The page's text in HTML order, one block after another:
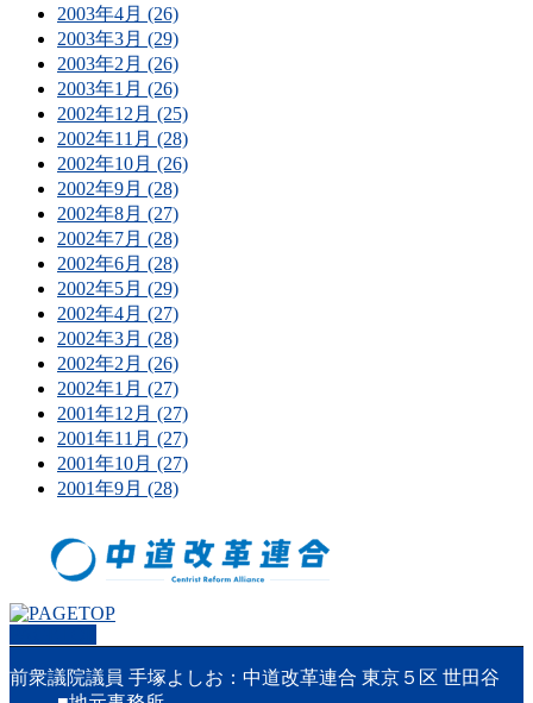
2003年4月 (26)
2003年3月 (29)
2003年2月 (26)
2003年1月 (26)
2002年12月 (25)
2002年11月 (28)
2002年10月 (26)
2002年9月 (28)
2002年8月 (27)
2002年7月 (28)
2002年6月 (28)
2002年5月 (29)
2002年4月 (27)
2002年3月 (28)
2002年2月 (26)
2002年1月 (27)
2001年12月 (27)
2001年11月 (27)
2001年10月 (27)
2001年9月 (28)
前衆議院議員 手塚よしお：中道改革連合 東京５区 世田谷